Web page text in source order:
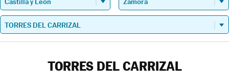
TORRES DEL CARRIZAL